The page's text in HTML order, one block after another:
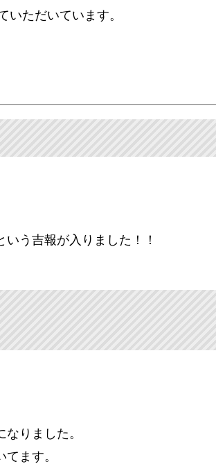
ただいています。
う吉報が入りました！！
りました。
ます。